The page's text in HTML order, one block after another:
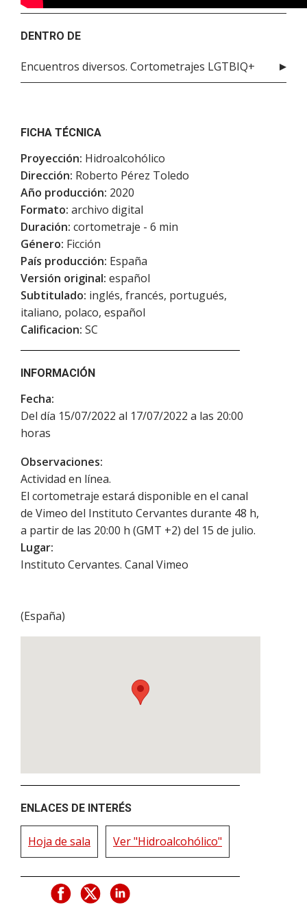
DENTRO DE
Encuentros diversos. Cortometrajes LGTBIQ+
FICHA TÉCNICA
Proyección: Hidroalcohólico
Dirección: Roberto Pérez Toledo
Año producción: 2020
Formato: archivo digital
Duración: cortometraje - 6 min
Género: Ficción
País producción: España
Versión original: español
Subtitulado: inglés, francés, portugués,
italiano, polaco, español
Calificacion: SC
INFORMACIÓN
Fecha:
Del día 15/07/2022 al 17/07/2022 a las 20:00
horas
Observaciones:
Actividad en línea.
El cortometraje estará disponible en el canal
de Vimeo del Instituto Cervantes durante 48 h,
a partir de las 20:00 h (GMT +2) del 15 de julio.
Lugar:
Instituto Cervantes. Canal Vimeo
(España)
ENLACES DE INTERÉS
Hoja de sala Ver "Hidroalcohólico"